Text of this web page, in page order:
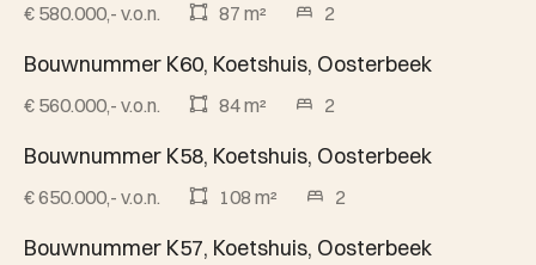
€ 580.000,- v.o.n. 87 m² 2
Beschikbaar
Bouwnummer K60, Koetshuis, Oosterbeek
€ 560.000,- v.o.n. 84 m² 2
Beschikbaar
Bouwnummer K58, Koetshuis, Oosterbeek
€ 650.000,- v.o.n. 108 m² 2
Beschikbaar
Bouwnummer K57, Koetshuis, Oosterbeek